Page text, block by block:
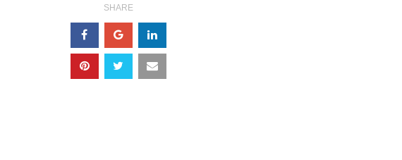
SHARE